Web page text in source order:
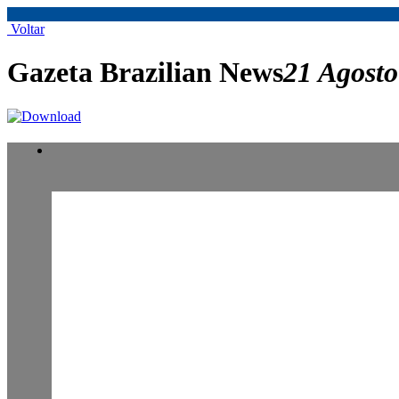
Voltar
Gazeta Brazilian News21